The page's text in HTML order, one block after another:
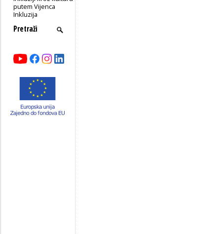
putem Vijenca
Inkluzija